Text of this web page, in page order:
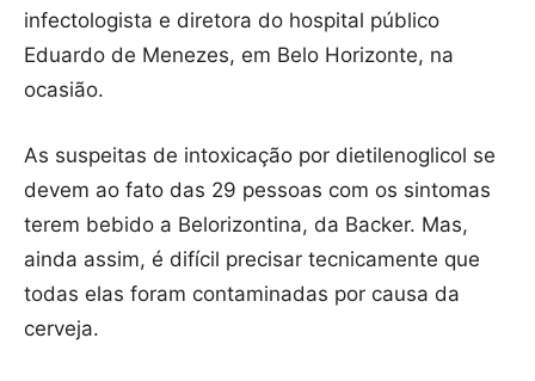
infectologista e diretora do hospital público
Eduardo de Menezes, em Belo Horizonte, na
ocasião.
As suspeitas de intoxicação por dietilenoglicol se
devem ao fato das 29 pessoas com os sintomas
terem bebido a Belorizontina, da Backer. Mas,
ainda assim, é difícil precisar tecnicamente que
todas elas foram contaminadas por causa da
cerveja.